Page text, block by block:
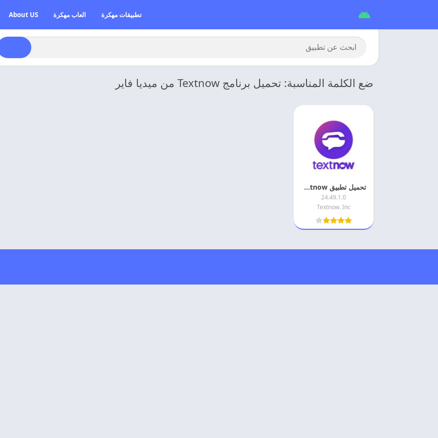
تطبيقات مهكرة العاب مهكرة About US
ضع الكلمة المناسبة: تحميل برنامج Textnow من ميديا فاير
تحميل تطبيق Textnow مهكر 2026 اخر اصدار
24.49.1.0
Textnow. Inc